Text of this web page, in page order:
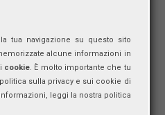
tua navigazione su questo sito
alcune informazioni in
cookie. È molto importante che tu
sulla privacy e sui cookie di
leggi la nostra politica